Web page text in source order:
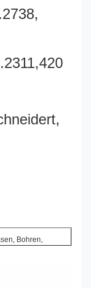
Bohren,